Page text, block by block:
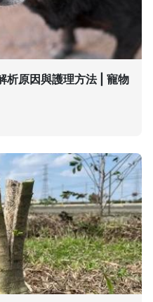
析原因與護理方法 | 寵物